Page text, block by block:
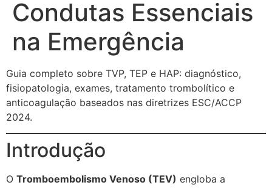
Condutas Essenciais
na Emergência
Guia completo sobre TVP, TEP e HAP: diagnóstico,
fisiopatologia, exames, tratamento trombolítico e
anticoagulação baseados nas diretrizes ESC/ACCP
2024.
Introdução
O Tromboembolismo Venoso (TEV) engloba a